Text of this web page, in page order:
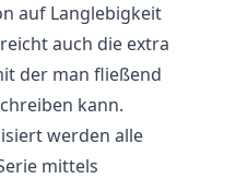
auf Langlebigkeit
auch die extra
der man fließend
kann.
werden alle
mittels